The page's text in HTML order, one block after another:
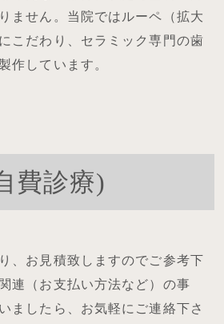
ません。当院ではルーペ（拡大
こだわり、セラミック専門の歯
作しています。
費診療)
、お見積致しますのでご参考下
連（お支払い方法など）の事
ましたら、お気軽にご連絡下さ